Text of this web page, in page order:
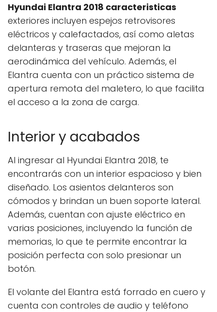
Hyundai Elantra 2018 caracteristicas
exteriores incluyen espejos retrovisores
eléctricos y calefactados, así como aletas
delanteras y traseras que mejoran la
aerodinámica del vehículo. Además, el
Elantra cuenta con un práctico sistema de
apertura remota del maletero, lo que facilita
el acceso a la zona de carga.
Interior y acabados
Al ingresar al Hyundai Elantra 2018, te
encontrarás con un interior espacioso y bien
diseñado. Los asientos delanteros son
cómodos y brindan un buen soporte lateral.
Además, cuentan con ajuste eléctrico en
varias posiciones, incluyendo la función de
memorias, lo que te permite encontrar la
posición perfecta con solo presionar un
botón.
El volante del Elantra está forrado en cuero y
cuenta con controles de audio y teléfono